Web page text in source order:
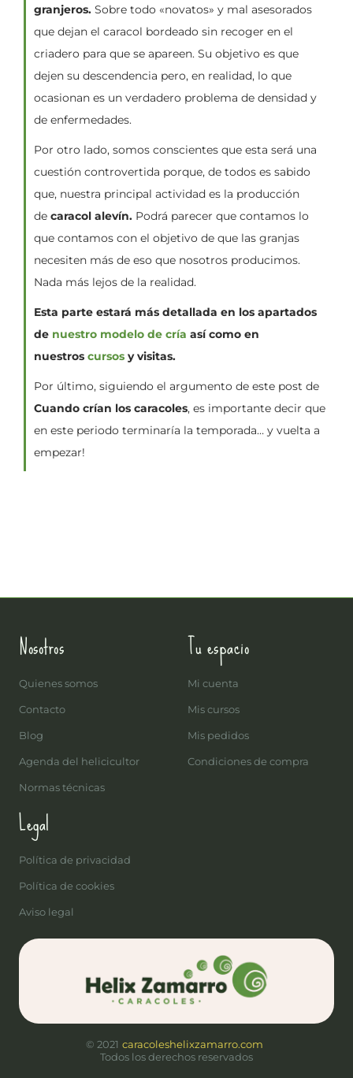
granjeros. Sobre todo «novatos» y mal asesorados
que dejan el caracol bordeado sin recoger en el
criadero para que se apareen. Su objetivo es que
dejen su descendencia pero, en realidad, lo que
ocasionan es un verdadero problema de densidad y
de enfermedades.
Por otro lado, somos conscientes que esta será una
cuestión controvertida porque, de todos es sabido
que, nuestra principal actividad es la producción
de caracol alevín. Podrá parecer que contamos lo
que contamos con el objetivo de que las granjas
necesiten más de eso que nosotros producimos.
Nada más lejos de la realidad.
Esta parte estará más detallada en los apartados
de nuestro modelo de cría así como en
nuestros cursos y visitas.
Por último, siguiendo el argumento de este post de
Cuando crían los caracoles, es importante decir que
en este periodo terminaría la temporada… y vuelta a
empezar!
Nosotros
Quienes somos
Contacto
Blog
Agenda del helicicultor
Normas técnicas
Tu espacio
Mi cuenta
Mis cursos
Mis pedidos
Condiciones de compra
Legal
Política de privacidad
Política de cookies
Aviso legal
© 2021 caracoleshelixzamarro.com
Todos los derechos reservados